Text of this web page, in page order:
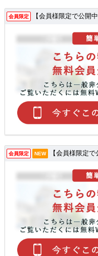
会員限定 【会員様限定で公開中
会員限定 NEW 【会員様限定で